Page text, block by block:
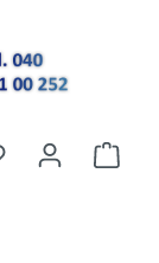
Du hast 0